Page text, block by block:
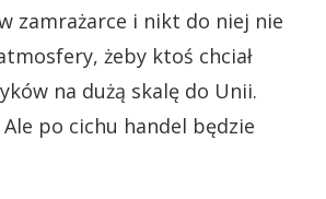
zamrażarce i nikt do niej nie
żeby ktoś chciał
na dużą skalę do Unii.
po cichu handel będzie